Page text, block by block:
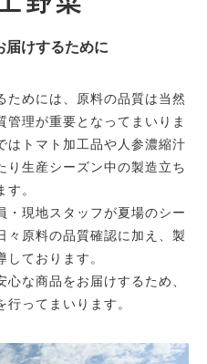
届けするために
ためには、原料の品質は当然
管理が重要となってまいりま
はトマト加工品や人参濃縮汁
り生産シーズン中の製造立ち
。
・現地スタッフが夏場のシー
々原料の品質確認に加え、製
ております。
な商品をお届けするため、
ってまいります。